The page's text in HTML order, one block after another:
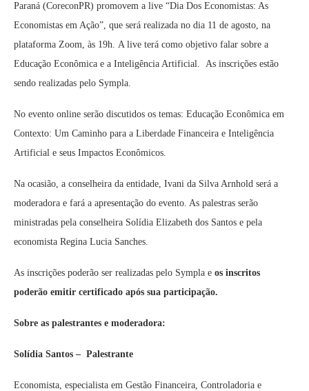
Paraná (CoreconPR) promovem a live “Dia Dos Economistas: As
Economistas em Ação”, que será realizada no dia 11 de agosto, na
plataforma Zoom, às 19h. A live terá como objetivo falar sobre a
Educação Econômica e a Inteligência Artificial. As inscrições estão
sendo realizadas pelo Sympla.
No evento online serão discutidos os temas: Educação Econômica em
Contexto: Um Caminho para a Liberdade Financeira e Inteligência
Artificial e seus Impactos Econômicos.
Na ocasião, a conselheira da entidade, Ivani da Silva Arnhold será a
moderadora e fará a apresentação do evento. As palestras serão
ministradas pela conselheira Solídia Elizabeth dos Santos e pela
economista Regina Lucia Sanches.
As inscrições poderão ser realizadas pelo Sympla e os inscritos
poderão emitir certificado após sua participação.
Sobre as palestrantes e moderadora:
Solídia Santos – Palestrante
Economista, especialista em Gestão Financeira, Controladoria e